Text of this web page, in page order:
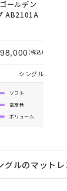
ールデン
AB2101A
(税込)
シングル
ソフト
高反発
ボリューム
グルのマット